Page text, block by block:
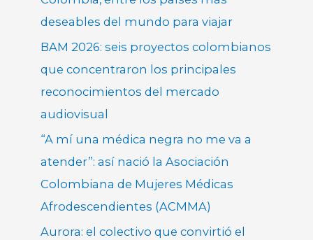
deseables del mundo para viajar
BAM 2026: seis proyectos colombianos
que concentraron los principales
reconocimientos del mercado
audiovisual
“A mí una médica negra no me va a
atender”: así nació la Asociación
Colombiana de Mujeres Médicas
Afrodescendientes (ACMMA)
Aurora: el colectivo que convirtió el